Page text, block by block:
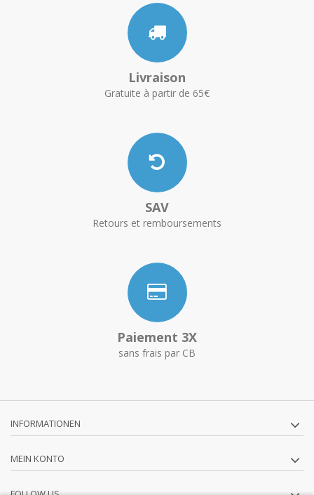
Livraison
Gratuite à partir de 65€
SAV
Retours et remboursements
Paiement 3X
sans frais par CB
INFORMATIONEN
MEIN KONTO